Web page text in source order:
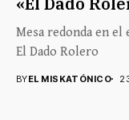
Mesa redonda en el
El Dado Rolero
BYEL MISKATÓNICO